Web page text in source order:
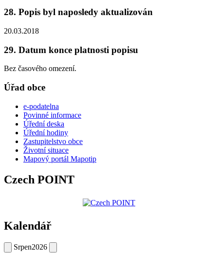
28. Popis byl naposledy aktualizován
20.03.2018
29. Datum konce platnosti popisu
Bez časového omezení.
Úřad obce
e-podatelna
Povinné informace
Úřední deska
Úřední hodiny
Zastupitelstvo obce
Životní situace
Mapový portál Mapotip
Czech POINT
Kalendář
Srpen2026